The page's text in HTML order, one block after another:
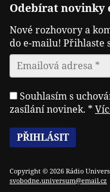
Odebírat novinky
Nové rozhovory a
do e-mailu! Přihlaste
Souhlasím s
zasílání novinek. *
Copyright © 2026 Rádio
svobodne.universum@email.cz